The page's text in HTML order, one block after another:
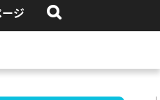
ジ